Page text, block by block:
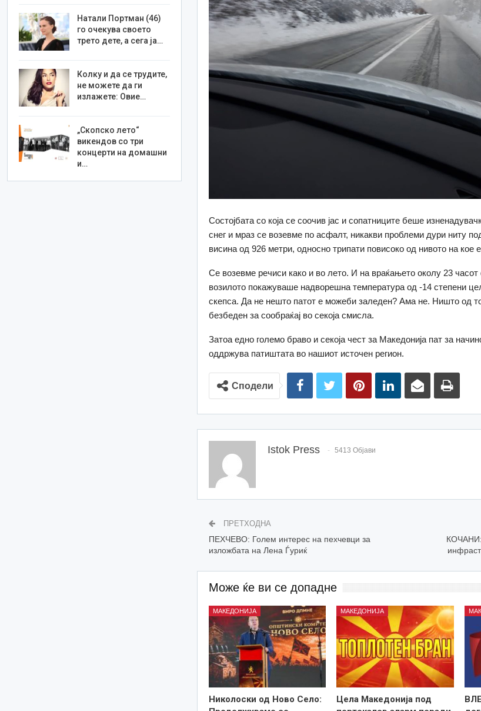
Состојбата со која се соочив јас и сопатниците беше
снег и мраз се возевме по асфалт, никакви проблеми дури ниту
висина од 926 метри, односно трипати повисоко од нивото на кое
Се возевме речиси како и во лето. И на враќањето околу 23 часот
возилото покажуваше надворешна температура од -14 степени
скепса. Да не нешто патот е можеби заледен? Ама не. Ништо од
безбеден за сообраќај во секоја смисла.
Затоа едно големо браво и секоја чест за Македонија пат за
оддржува патиштата во нашиот источен регион.
Сподели
Istok Press 5413 Објави
ПРЕТХОДНА
ПЕХЧЕВО: Голем интерес на пехчевци за
изложбата на Лена Ѓуриќ
КОЧАНИ:
Може ќе ви се допадне
МАКЕДОНИЈА
Николоски од Ново Село:
МАКЕДОНИЈА
Цела Македонија под
Натали Портман (46)
го очекува своето
трето дете, а сега ја…
Колку и да се трудите,
не можете да ги
излажете: Овие…
„Скопско лето“
викендов со три
концерти на домашни
и…